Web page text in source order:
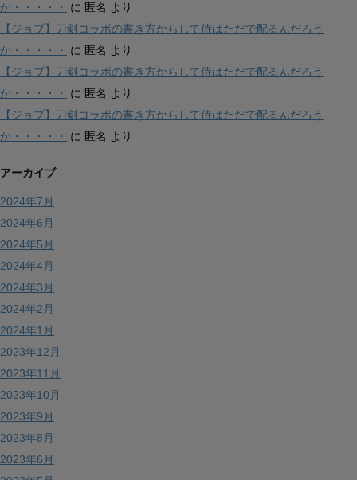
か・・・・・
に 匿名 より
【ジョブ】刀剣コラボの書き方からして侍はただで配るんだろう
か・・・・・
に 匿名 より
【ジョブ】刀剣コラボの書き方からして侍はただで配るんだろう
か・・・・・
に 匿名 より
【ジョブ】刀剣コラボの書き方からして侍はただで配るんだろう
か・・・・・
に 匿名 より
アーカイブ
2024年7月
2024年6月
2024年5月
2024年4月
2024年3月
2024年2月
2024年1月
2023年12月
2023年11月
2023年10月
2023年9月
2023年8月
2023年6月